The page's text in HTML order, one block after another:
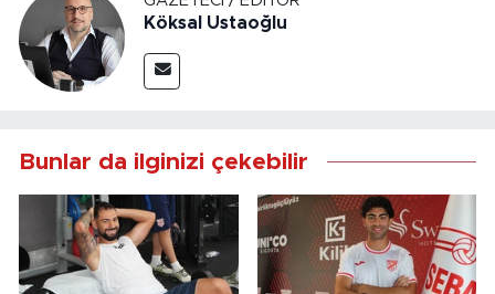
Köksal Ustaoğlu
Bunlar da ilginizi çekebilir